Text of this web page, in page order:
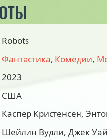
Robots
Фантастика, Комедии,
2023
США
Каспер Кристенсен,
Шейлин Вудли, Джек